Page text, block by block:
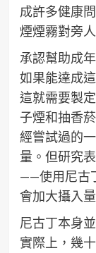
成許多健康
煙煙霧對旁
承認幫助成
如果能達成
這就需要製
子煙和抽香
經嘗試過的
量。但研究
——使用尼古
會加大攝入
尼古丁本身
實際上，幾